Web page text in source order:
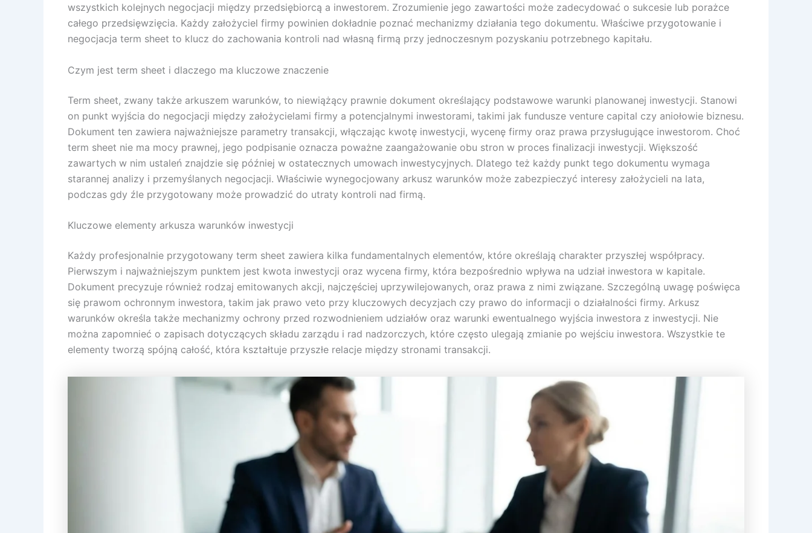
wszystkich kolejnych negocjacji między przedsiębiorcą a inwestorem. Zrozumienie jego zawartości może zadecydować o sukcesie lub porażce
całego przedsięwzięcia. Każdy założyciel firmy powinien dokładnie poznać mechanizmy działania tego dokumentu. Właściwe przygotowanie i
negocjacja term sheet to klucz do zachowania kontroli nad własną firmą przy jednoczesnym pozyskaniu potrzebnego kapitału.
Czym jest term sheet i dlaczego ma kluczowe znaczenie
Term sheet, zwany także arkuszem warunków, to niewiążący prawnie dokument określający podstawowe warunki planowanej inwestycji. Stanowi
on punkt wyjścia do negocjacji między założycielami firmy a potencjalnymi inwestorami, takimi jak fundusze venture capital czy aniołowie biznesu.
Dokument ten zawiera najważniejsze parametry transakcji, włączając kwotę inwestycji, wycenę firmy oraz prawa przysługujące inwestorom. Choć
term sheet nie ma mocy prawnej, jego podpisanie oznacza poważne zaangażowanie obu stron w proces finalizacji inwestycji. Większość
zawartych w nim ustaleń znajdzie się później w ostatecznych umowach inwestycyjnych. Dlatego też każdy punkt tego dokumentu wymaga
starannej analizy i przemyślanych negocjacji. Właściwie wynegocjowany arkusz warunków może zabezpieczyć interesy założycieli na lata,
podczas gdy źle przygotowany może prowadzić do utraty kontroli nad firmą.
Kluczowe elementy arkusza warunków inwestycji
Każdy profesjonalnie przygotowany term sheet zawiera kilka fundamentalnych elementów, które określają charakter przyszłej współpracy.
Pierwszym i najważniejszym punktem jest kwota inwestycji oraz wycena firmy, która bezpośrednio wpływa na udział inwestora w kapitale.
Dokument precyzuje również rodzaj emitowanych akcji, najczęściej uprzywilejowanych, oraz prawa z nimi związane. Szczególną uwagę poświęca
się prawom ochronnym inwestora, takim jak prawo veto przy kluczowych decyzjach czy prawo do informacji o działalności firmy. Arkusz
warunków określa także mechanizmy ochrony przed rozwodnieniem udziałów oraz warunki ewentualnego wyjścia inwestora z inwestycji. Nie
można zapomnieć o zapisach dotyczących składu zarządu i rad nadzorczych, które często ulegają zmianie po wejściu inwestora. Wszystkie te
elementy tworzą spójną całość, która kształtuje przyszłe relacje między stronami transakcji.